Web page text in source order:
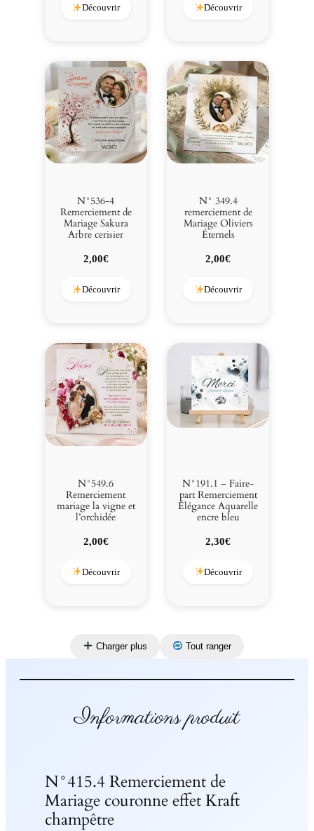
Découvrir Découvrir
N°536-4
Remerciement de
Mariage Sakura
Arbre cerisier
2,00€
Découvrir
N° 349.4
remerciement de
Mariage Oliviers
Éternels
2,00€
Découvrir
N°549.6
Remerciement
mariage la vigne et
l’orchidée
2,00€
Découvrir
N°191.1 – Faire-
part Remerciement
Élégance Aquarelle
encre bleu
2,30€
Découvrir
Charger plus Tout ranger
Informations produit
N°415.4 Remerciement de
Mariage couronne effet Kraft
champêtre